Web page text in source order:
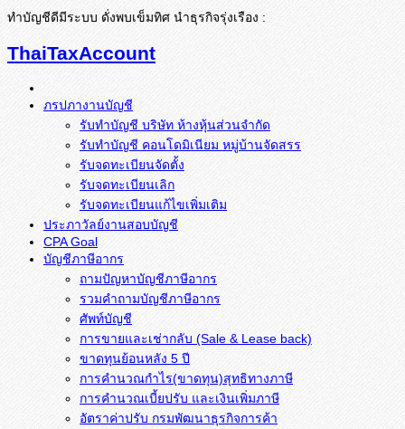
ทำบัญชีดีมีระบบ ดั่งพบเข็มทิศ นำธุรกิจรุ่งเรือง :
ThaiTaxAccount
ภรปภางานบัญชี
รับทำบัญชี บริษัท ห้างหุ้นส่วนจำกัด
รับทำบัญชี คอนโดมิเนียม หมู่บ้านจัดสรร
รับจดทะเบียนจัดตั้ง
รับจดทะเบียนเลิก
รับจดทะเบียนแก้ไขเพิ่มเติม
ประภาวัลย์งานสอบบัญชี
CPA Goal
บัญชีภาษีอากร
ถามปัญหาบัญชีภาษีอากร
รวมคำถามบัญชีภาษีอากร
ศัพท์บัญชี
การขายและเช่ากลับ (Sale & Lease back)
ขาดทุนย้อนหลัง 5 ปี
การคำนวณกำไร(ขาดทุน)สุทธิทางภาษี
การคำนวณเบี้ยปรับ และเงินเพิ่มภาษี
อัตราค่าปรับ กรมพัฒนาธุรกิจการค้า